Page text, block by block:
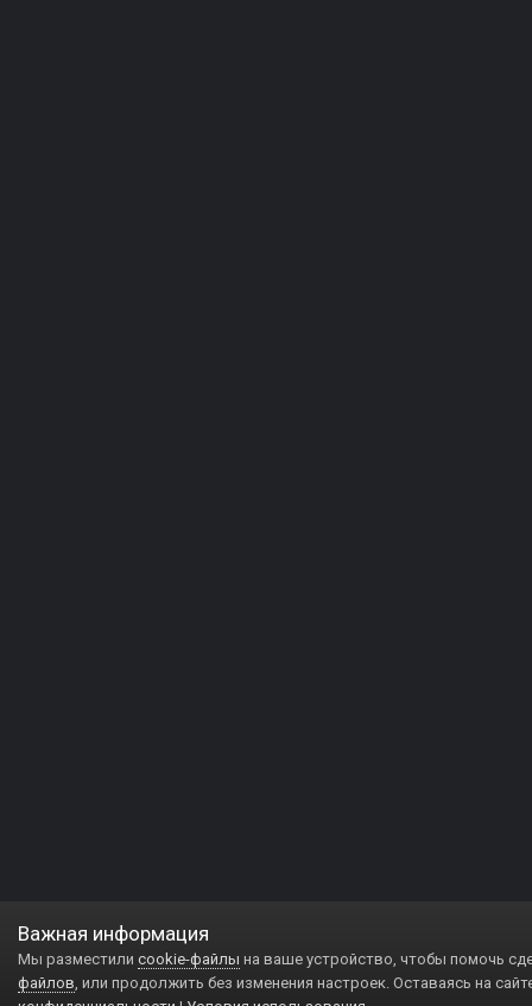
Важная информация
Мы разместили cookie-файлы на ваше устройство, чтобы помочь
файлов, или продолжить без изменения настроек. Оставаясь на